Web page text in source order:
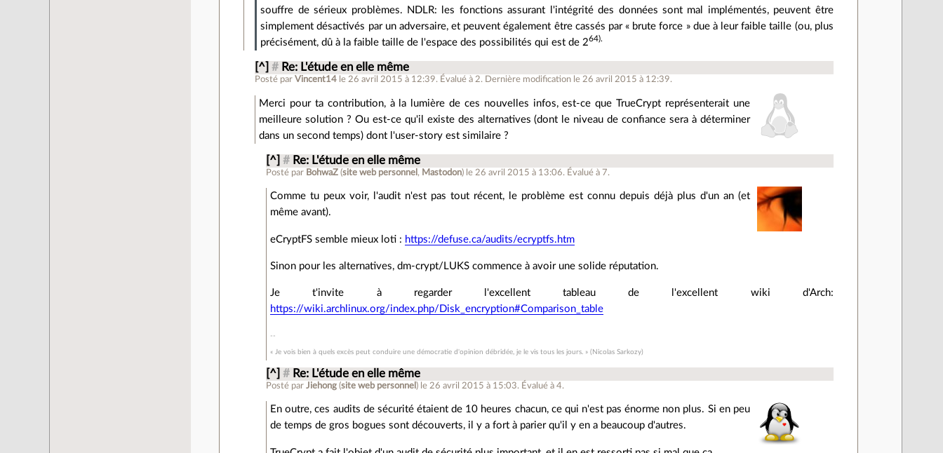
souffre de sérieux problèmes. NDLR: les fonctions assurant l'intégrité des données sont mal implémentés, peuvent être
simplement désactivés par un adversaire, et peuvent également être cassés par « brute force » due à leur faible taille (ou, plus
précisément, dû à la faible taille de l'espace des possibilités qui est de 264).
[^] # Re: L'étude en elle même
Posté parVincent14 le 26 avril 2015 à 12:39. Évalué à 2. Dernière modification le 26 avril 2015 à 12:39.
Merci pour ta contribution, à la lumière de ces nouvelles infos, est-ce que TrueCrypt représenterait une
meilleure solution ? Ou est-ce qu'il existe des alternatives (dont le niveau de confiance sera à déterminer
dans un second temps) dont l'user-story est similaire ?
[^] # Re: L'étude en elle même
Posté par BohwaZ (site web personnel , Mastodon) le 26 avril 2015 à 13:06. Évalué à7.
Comme tu peux voir, l'audit n'est pas tout récent, le problème est connu depuis déjà plus d'un an (et
même avant).
eCryptFS semble mieux loti : https://defuse.ca/audits/ecryptfs.htm
Sinon pour les alternatives, dm-crypt/LUKS commence à avoir une solide réputation.
Je t'invite à regarder l'excellent tableau de l'excellent wiki d'Arch:
https://wiki.archlinux.org/index.php/Disk_encryption#Comparison_table
« Je vois bien à quels excès peut conduire une démocratie d'opinion débridée, je le vis tous les jours. » (Nicolas Sarkozy)
[^] # Re: L'étude en elle même
Posté parJiehong (site web personnel ) le 26 avril 2015 à 15:03. Évalué à4.
En outre, ces audits de sécurité étaient de 10 heures chacun, ce qui n'est pas énorme non plus. Si en peu
de temps de gros bogues sont découverts, il y a fort à parier qu'il y en a beaucoup d'autres.